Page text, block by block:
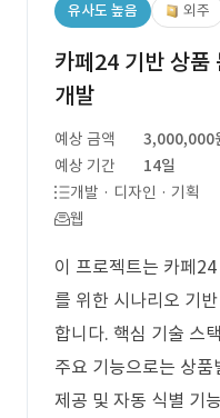
유사도 높음 외주
카페24 기반 상품
개발
예상 금액
3,000,000
예상 기간
14일
개발 · 디자인 · 기획
웹
이 프로젝트는 카페
를 위한 시나리오 기
합니다. 핵심 기술 스
주요 기능으로는 상
제공 및 자동 식별 기